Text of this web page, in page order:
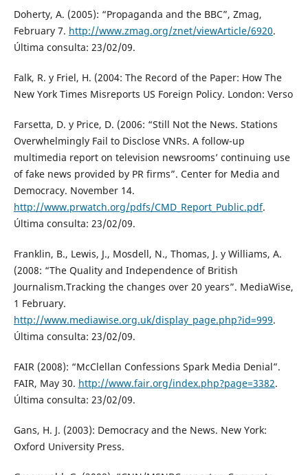
Doherty, A. (2005): “Propaganda and the BBC”, Zmag,
February 7. http://www.zmag.org/znet/viewArticle/6920.
Última consulta: 23/02/09.
Falk, R. y Friel, H. (2004: The Record of the Paper: How The
New York Times Misreports US Foreign Policy. London: Verso
Farsetta, D. y Price, D. (2006: “Still Not the News. Stations
Overwhelmingly Fail to Disclose VNRs. A follow-up
multimedia report on television newsrooms’ continuing use
of fake news provided by PR firms”. Center for Media and
Democracy. November 14.
http://www.prwatch.org/pdfs/CMD_Report_Public.pdf.
Última consulta: 23/02/09.
Franklin, B., Lewis, J., Mosdell, N., Thomas, J. y Williams, A.
(2008: “The Quality and Independence of British
Journalism.Tracking the changes over 20 years”. MediaWise,
1 February.
http://www.mediawise.org.uk/display_page.php?id=999.
Última consulta: 23/02/09.
FAIR (2008): “McClellan Confessions Spark Media Denial”.
FAIR, May 30. http://www.fair.org/index.php?page=3382.
Última consulta: 23/02/09.
Gans, H. J. (2003): Democracy and the News. New York:
Oxford University Press.